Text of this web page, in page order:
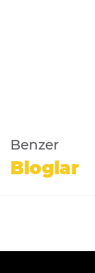
Benzer
Bloglar